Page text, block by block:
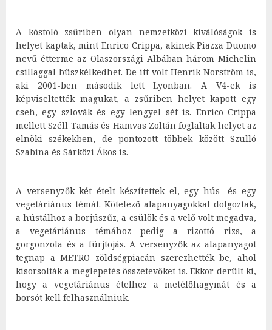
A kóstoló zsűriben olyan nemzetközi kiválóságok is
helyet kaptak, mint Enrico Crippa, akinek Piazza Duomo
nevű étterme az Olaszországi Albában három Michelin
csillaggal büszkélkedhet. De itt volt Henrik Norström is,
aki 2001-ben második lett Lyonban. A V4-ek is
képviseltették magukat, a zsűriben helyet kapott egy
cseh, egy szlovák és egy lengyel séf is. Enrico Crippa
mellett Széll Tamás és Hamvas Zoltán foglaltak helyet az
elnöki székekben, de pontozott többek között Szulló
Szabina és Sárközi Ákos is.
A versenyzők két ételt készítettek el, egy hús- és egy
vegetáriánus témát. Kötelező alapanyagokkal dolgoztak,
a hústálhoz a borjúszűz, a csülök és a velő volt megadva,
a vegetáriánus témához pedig a rizottó rizs, a
gorgonzola és a fürjtojás. A versenyzők az alapanyagot
tegnap a METRO zöldségpiacán szerezhették be, ahol
kisorsolták a meglepetés összetevőket is. Ekkor derült ki,
hogy a vegetáriánus ételhez a metélőhagymát és a
borsót kell felhasználniuk.